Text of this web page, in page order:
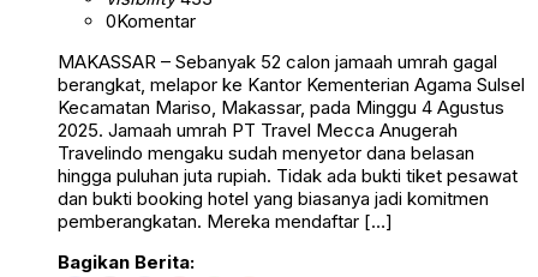
0Komentar
MAKASSAR – Sebanyak 52 calon jamaah umrah gagal
berangkat, melapor ke Kantor Kementerian Agama Sulsel
Kecamatan Mariso, Makassar, pada Minggu 4 Agustus
2025. Jamaah umrah PT Travel Mecca Anugerah
Travelindo mengaku sudah menyetor dana belasan
hingga puluhan juta rupiah. Tidak ada bukti tiket pesawat
dan bukti booking hotel yang biasanya jadi komitmen
pemberangkatan. Mereka mendaftar […]
Bagikan Berita: